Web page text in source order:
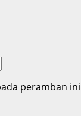
peramban